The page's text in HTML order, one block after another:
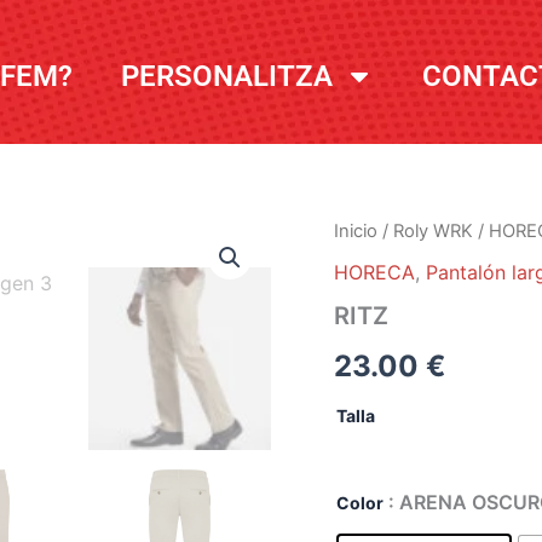
PERSONALITZA
Inicio / Roly WRK /
HORECA, Pantalón
RITZ
23.00€
Talla
Color : ARENA